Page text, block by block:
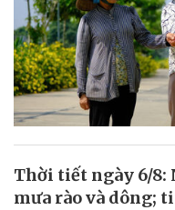
Thời tiết ngày 6/8:
mưa rào và dông;